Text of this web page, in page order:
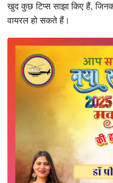
खुद कुछ टिप्स साझा किए हैं,
वायरल हो सकते हैं।